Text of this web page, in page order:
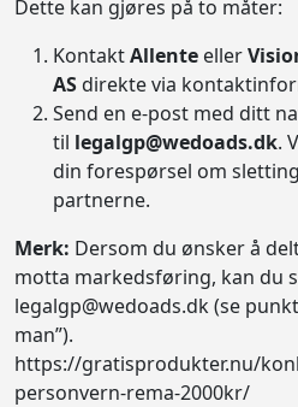
Dette kan gjøres på to måter:
KontaktAllente eller
ASdirekte via
Send en e-post med ditt
til legalgp@wedoads.dk.
din forespørsel om
partnerne.
Merk: Dersom du ønsker å
motta markedsføring, kan du
legalgp@wedoads.dk (se
man”).
https://gratisprodukter.nu/
personvern-rema-2000kr/